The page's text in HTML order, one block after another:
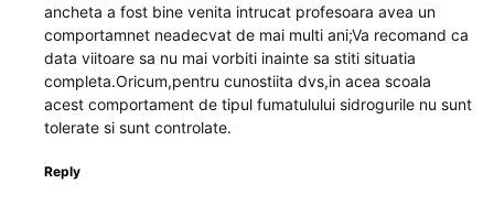
ancheta a fost bine venita intrucat profesoara avea un
comportamnet neadecvat de mai multi ani;Va recomand ca
data viitoare sa nu mai vorbiti inainte sa stiti situatia
completa.Oricum,pentru cunostiita dvs,in acea scoala
acest comportament de tipul fumatulului sidrogurile nu sunt
tolerate si sunt controlate.
Reply